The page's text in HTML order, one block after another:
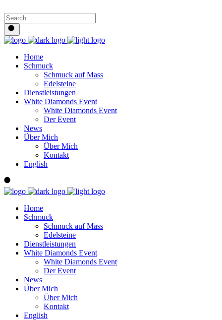
Home
Schmuck
Schmuck auf Mass
Edelsteine
Dienstleistungen
White Diamonds Event
White Diamonds Event
Der Event
News
Über Mich
Über Mich
Kontakt
English
Home
Schmuck
Schmuck auf Mass
Edelsteine
Dienstleistungen
White Diamonds Event
White Diamonds Event
Der Event
News
Über Mich
Über Mich
Kontakt
English